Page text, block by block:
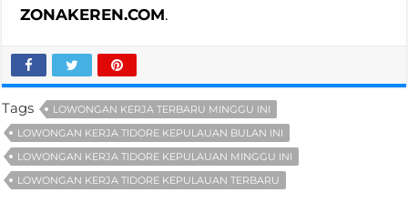
ZONAKEREN.COM.
Tags
LOWONGAN KERJA TERBARU MINGGU INI
LOWONGAN KERJA TIDORE KEPULAUAN BULAN INI
LOWONGAN KERJA TIDORE KEPULAUAN MINGGU INI
LOWONGAN KERJA TIDORE KEPULAUAN TERBARU